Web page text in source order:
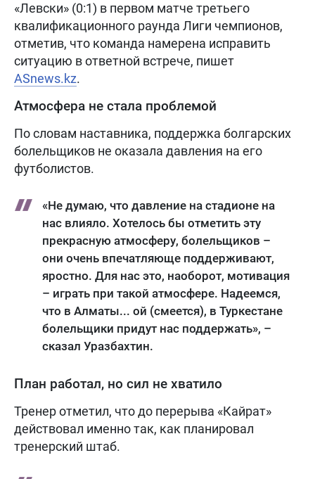
«Левски» (0:1) в первом матче третьего
квалификационного раунда Лиги чемпионов,
отметив, что команда намерена исправить
ситуацию в ответной встрече, пишет
ASnews.kz.
Атмосфера не стала проблемой
По словам наставника, поддержка болгарских
болельщиков не оказала давления на его
футболистов.
«Не думаю, что давление на стадионе на
нас влияло. Хотелось бы отметить эту
прекрасную атмосферу, болельщиков –
они очень впечатляюще поддерживают,
яростно. Для нас это, наоборот, мотивация
– играть при такой атмосфере. Надеемся,
что в Алматы... ой (смеется), в Туркестане
болельщики придут нас поддержать», –
сказал Уразбахтин.
План работал, но сил не хватило
Тренер отметил, что до перерыва «Кайрат»
действовал именно так, как планировал
тренерский штаб.